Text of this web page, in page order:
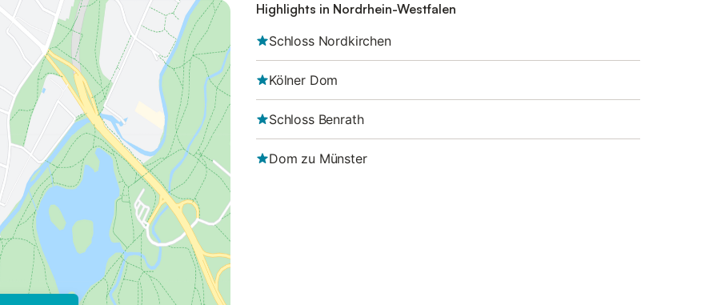
Highlights in Nordrhein-Westfalen
Schloss Nordkirchen
Kölner Dom
Schloss Benrath
Dom zu Münster